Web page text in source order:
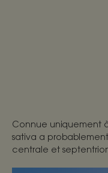
Connue uniquement
sativa a
centrale et